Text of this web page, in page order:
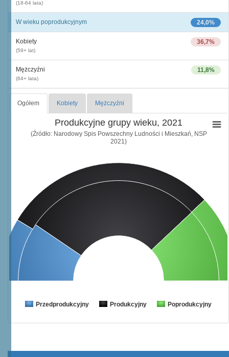
(18-64 lata)
24,0%
W wieku poprodukcyjnym
36,7%
Kobiety
(59+ lat)
11,8%
Mężczyźni
(64+ lata)
Ogółem Kobiety Mężczyźni
Produkcyjne grupy wieku, 2021
(Źródło: Narodowy Spis Powszechny Ludności i Mieszkań, NSP
2021)
Przedprodukcyjny Produkcyjny Poprodukcyjny